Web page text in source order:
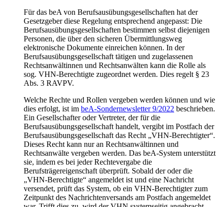
Für das beA von Berufsausübungsgesellschaften hat der
Gesetzgeber diese Regelung entsprechend angepasst: Die
Berufsausübungsgesellschaften bestimmen selbst diejenigen
Personen, die über den sicheren Übermittlungsweg
elektronische Dokumente einreichen können. In der
Berufsausübungsgesellschaft tätigen und zugelassenen
Rechtsanwältinnen und Rechtsanwälten kann die Rolle als
sog. VHN-Berechtigte zugeordnet werden. Dies regelt § 23
Abs. 3 RAVPV.
Welche Rechte und Rollen vergeben werden können und wie
dies erfolgt, ist im beA-Sondernewsletter 9/2022 beschrieben.
Ein Gesellschafter oder Vertreter, der für die
Berufsausübungsgesellschaft handelt, vergibt im Postfach der
Berufsausübungsgesellschaft das Recht „VHN-Berechtigter“.
Dieses Recht kann nur an Rechtsanwältinnen und
Rechtsanwälte vergeben werden. Das beA-System unterstützt
sie, indem es bei jeder Rechtevergabe die
Berufsträgereigenschaft überprüft. Sobald der oder die
„VHN-Berechtigte“ angemeldet ist und eine Nachricht
versendet, prüft das System, ob ein VHN-Berechtigter zum
Zeitpunkt des Nachrichtenversands am Postfach angemeldet